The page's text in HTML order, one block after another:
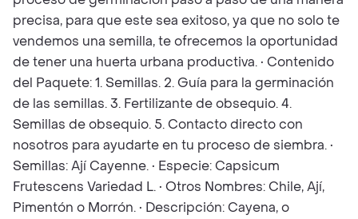
precisa, para que este sea exitoso, ya que no solo te
vendemos una semilla, te ofrecemos la oportunidad
de tener una huerta urbana productiva. • Contenido
del Paquete: 1. Semillas. 2. Guía para la germinación
de las semillas. 3. Fertilizante de obsequio. 4.
Semillas de obsequio. 5. Contacto directo con
nosotros para ayudarte en tu proceso de siembra. •
Semillas: Ají Cayenne. • Especie: Capsicum
Frutescens Variedad L. • Otros Nombres: Chile, Ají,
Pimentón o Morrón. • Descripción: Cayena, o